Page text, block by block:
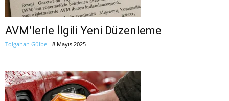
AVM’lerle İlgili Yeni Düzenleme
Tolgahan Gülbe - 8 Mayıs 2025